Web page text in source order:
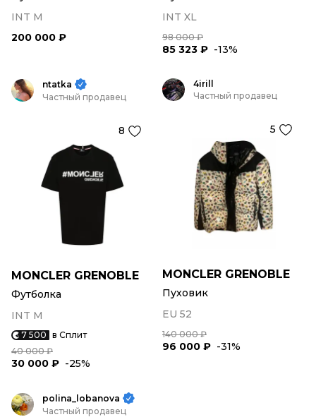
INT M
200 000 ₽
INT XL
98 000 ₽
85 323 ₽ -13%
ntatka
Частный продавец
8
MONCLER GRENOBLE
Футболка
INT M
7 500 в Сплит
40 000 ₽
30 000 ₽ -25%
4irill
Частный продавец
5
MONCLER GRENOBLE
Пуховик
EU 52
140 000 ₽
96 000 ₽ -31%
polina_lobanova
Частный продавец